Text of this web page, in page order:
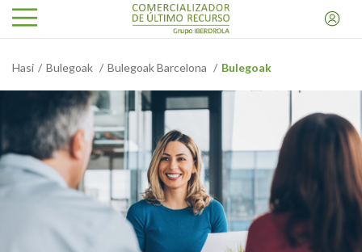
Hasi Bulegoak Bulegoak Barcelona Bulegoak